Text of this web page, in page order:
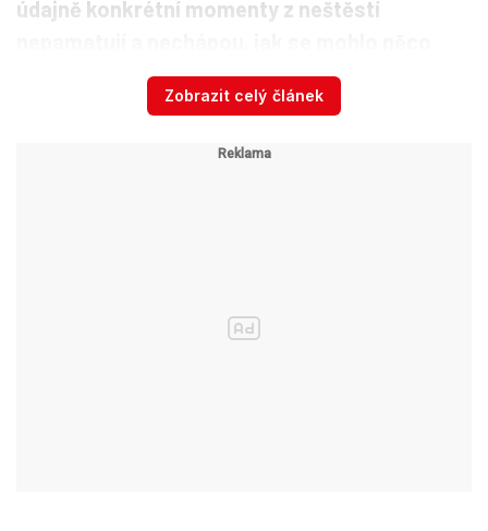
údajně konkrétní momenty z neštěstí
takového přihodit.Přestože v týmu nemají
konkrétně rozdělené úkoly, nic podobného se
blázen, který mi dovolil jít skočit z mostu?“
jednom ze snímků byla dokonce vidět výstražná
Zobrazit celý článek